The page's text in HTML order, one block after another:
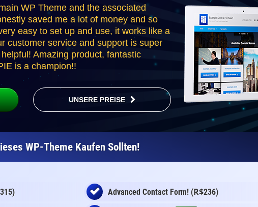
WP Theme and the associated
saved me a lot of money and so
easy to set up and use, it works like a
customer service and support is super
Amazing product, fantastic
is a champion!!
UNSERE PREISE
WP-Theme Kaufen Sollten!
315) Advanced Contact Form! (R$236)